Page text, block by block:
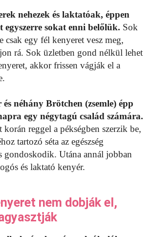
nehezek és laktatóak, éppen
egyszerre sokat enni belőlük. Sok
csak egy fél kenyeret vesz meg,
rá. Sok üzletben gond nélkül lehet
akkor frissen vágják el a
néhány Brötchen (zsemle) épp
egy négytagú család számára.
korán reggel a pékségben szerzik be,
tartozó séta az egészség
gondoskodik. Utána annál jobban
és laktató kenyér.
nem dobják el,